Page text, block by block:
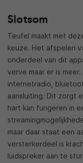
Slotsom
Teufel maakt met
keuze. Het afspelen
onderdeel van dit
verve maar er is
internetradio,
aansluiting. Dit zorgt
hart kan fungeren in
maar daar staat een
versterkerdeel is
luidspreker aan te